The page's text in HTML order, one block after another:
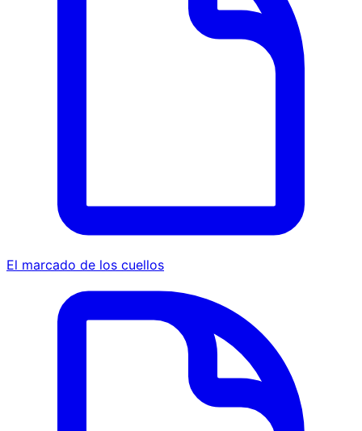
El marcado de los cuellos